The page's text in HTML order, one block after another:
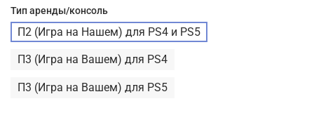
Тип аренды/консоль
П2 (Игра на Нашем) для PS4 и PS5
П3 (Игра на Вашем) для PS4
П3 (Игра на Вашем) для PS5